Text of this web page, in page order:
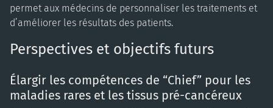
permet aux médecins de personnaliser les traitements et
d’améliorer les résultats des patients.
Perspectives et objectifs futurs
Élargir les compétences de “Chief” pour les
maladies rares et les tissus pré-cancéreux